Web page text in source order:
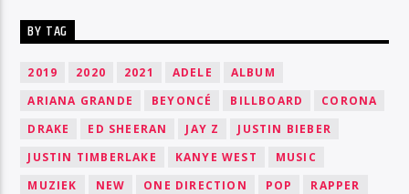
BY TAG
2019 2020 2021 ADELE
ALBUM
ARIANA GRANDE
BEYONCÉ BILLBOARD
CORONA
DRAKE
ED SHEERAN JAY Z
JUSTIN BIEBER
JUSTIN TIMBERLAKE
KANYE WEST
MUSIC
MUZIEK
NEW ONE DIRECTION POP
RAPPER